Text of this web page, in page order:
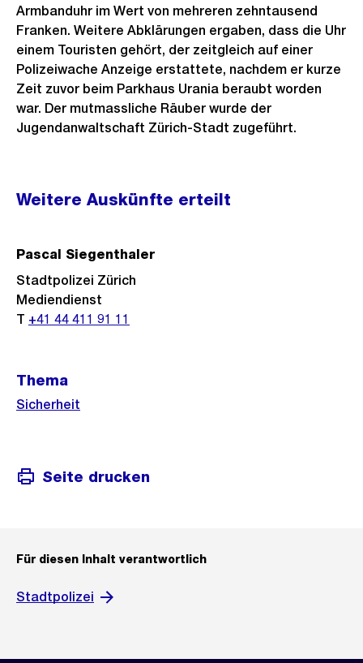
Armbanduhr im Wert von mehreren zehntausend
Franken. Weitere Abklärungen ergaben, dass die Uhr
einem Touristen gehört, der zeitgleich auf einer
Polizeiwache Anzeige erstattete, nachdem er kurze
Zeit zuvor beim Parkhaus Urania beraubt worden
war. Der mutmassliche Räuber wurde der
Jugendanwaltschaft Zürich-Stadt zugeführt.
Weitere
Informationen
Weitere Auskünfte erteilt
Pascal Siegenthaler
Stadtpolizei Zürich
Mediendienst
T +41 44 411 91 11
Thema
Sicherheit
Seite drucken
Für diesen Inhalt verantwortlich
Stadtpolizei